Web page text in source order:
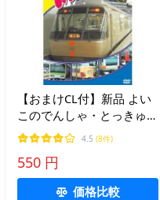
【おまけCL付】新品 よい
このでんしゃ・とっきゅう
（電車・特急） （DVD）
ABX-303
4.5 (8件)
550 円
価格比較